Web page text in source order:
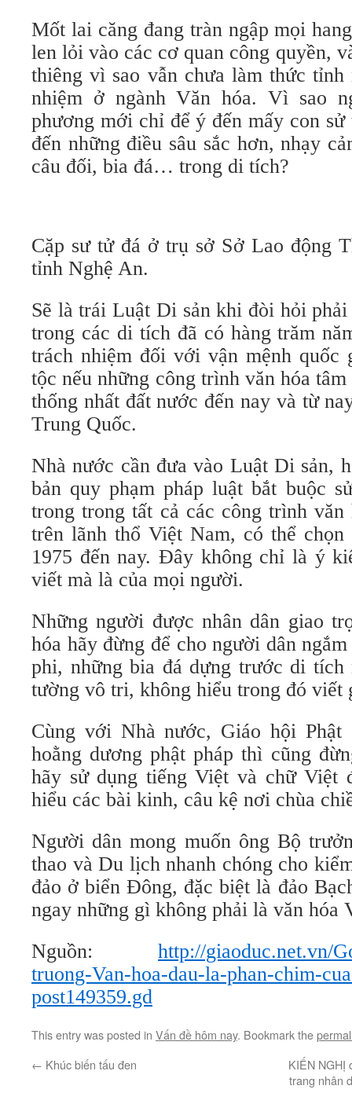
Mốt lai căng đang tràn ngập mọi
len lỏi vào các cơ quan công quyền,
thiêng vì sao vẫn chưa làm thức
nhiệm ở ngành Văn hóa. Vì sao
phương mới chỉ để ý đến mấy con
đến những điều sâu sắc hơn, nhạy
câu đối, bia đá… trong di tích?
Cặp sư tử đá ở trụ sở Sở Lao động
tỉnh Nghệ An.
Sẽ là trái Luật Di sản khi đòi hỏi
trong các di tích đã có hàng trăm
trách nhiệm đối với vận mệnh quốc
tộc nếu những công trình văn hóa
thống nhất đất nước đến nay và từ
Trung Quốc.
Nhà nước cần đưa vào Luật Di sản,
bản quy phạm pháp luật bắt buộc
trong trong tất cả các công trình
trên lãnh thổ Việt Nam, có thể
1975 đến nay. Đây không chỉ là ý
viết mà là của mọi người.
Những người được nhân dân giao
hóa hãy đừng để cho người dân
phi, những bia đá dựng trước di tích
tường vô tri, không hiểu trong đó viết
Cùng với Nhà nước, Giáo hội Phật
hoằng dương phật pháp thì cũng
hãy sử dụng tiếng Việt và chữ Việt
hiểu các bài kinh, câu kệ nơi chùa
Người dân mong muốn ông Bộ
thao và Du lịch nhanh chóng cho
đảo ở biển Đông, đặc biệt là đảo
ngay những gì không phải là văn hóa
Nguồn: http://giaoduc.net.vn/
truong-Van-hoa-dau-la-phan-chim-
post149359.gd
This entry was posted in Vấn đề hôm nay. Bookmark the
← Khúc biến tấu đen
KIẾN NGHỊ
trang nhân